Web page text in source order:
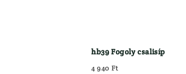
hb39 Fogoly csalisíp
4 940 Ft